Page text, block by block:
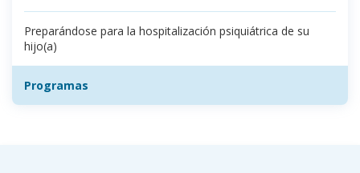
Preparándose para la hospitalización psiquiátrica de su
hijo(a)
Programas